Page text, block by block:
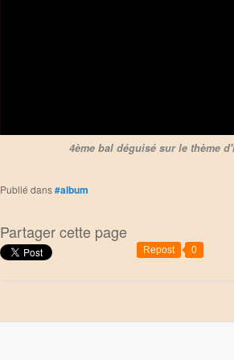
4ème bal déguisé sur le thème
Publié dans#album
Partager cette page
Repost 0